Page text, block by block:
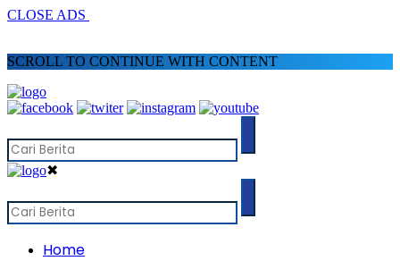
CLOSE ADS
SCROLL TO CONTINUE WITH CONTENT
✖
Home